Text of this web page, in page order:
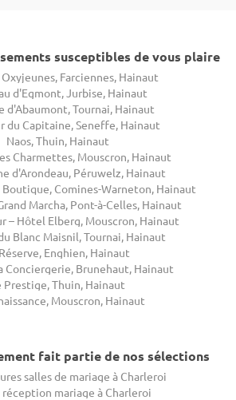
susceptibles de vous plaire
Farciennes, Hainaut
d'Egmont, Jurbise, Hainaut
d'Abaumont, Tournai, Hainaut
du Capitaine, Seneffe, Hainaut
Naos, Thuin, Hainaut
Charmettes, Mouscron, Hainaut
d'Arondeau, Péruwelz, Hainaut
Comines-Warneton, Hainaut
Marcha, Pont-à-Celles, Hainaut
– Hôtel Elberg, Mouscron, Hainaut
Blanc Maisnil, Tournai, Hainaut
Enghien, Hainaut
Conciergerie, Brunehaut, Hainaut
Prestige, Thuin, Hainaut
Mouscron, Hainaut
fait partie de nos sélections
salles de mariage à Charleroi
réception mariage à Charleroi